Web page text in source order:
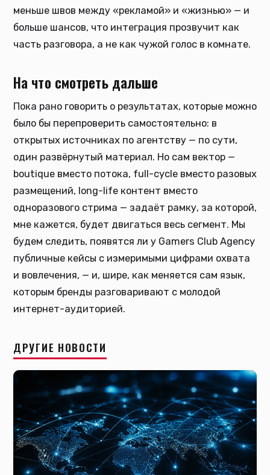
меньше швов между «рекламой» и «жизнью» — и
больше шансов, что интеграция прозвучит как
часть разговора, а не как чужой голос в комнате.
На что смотреть дальше
Пока рано говорить о результатах, которые можно
было бы перепроверить самостоятельно: в
открытых источниках по агентству — по сути,
один развёрнутый материал. Но сам вектор —
boutique вместо потока, full-cycle вместо разовых
размещений, long-life контент вместо
одноразового стрима — задаёт рамку, за которой,
мне кажется, будет двигаться весь сегмент. Мы
будем следить, появятся ли у Gamers Club Agency
публичные кейсы с измеримыми цифрами охвата
и вовлечения, — и, шире, как меняется сам язык,
которым бренды разговаривают с молодой
интернет-аудиторией.
ДРУГИЕ НОВОСТИ